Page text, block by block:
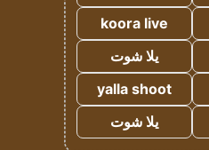
koora live
يلا شوت
yalla shoot
يلا شوت